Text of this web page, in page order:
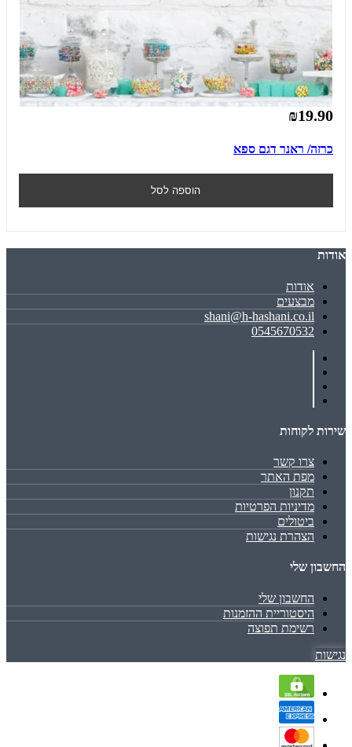
₪19.90
כרזה/ ראנר דגם ספא
הוספה לסל
אודות
אודות
מבצעים
shani@h-hashani.co.il
0545670532
שירות לקוחות
צרו קשר
מפת האתר
תקנון
מדיניות הפרטיות
ביטולים
הצהרת נגישות
החשבון שלי
החשבון שלי
היסטוריית ההזמנות
רשימת תפוצה
נגישות